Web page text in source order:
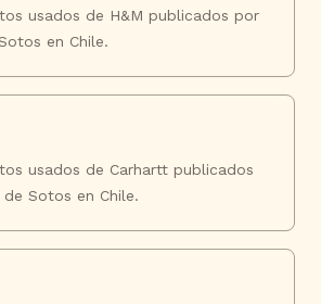
usados de H&M publicados por
en Chile.
usados de Carhartt publicados
Sotos en Chile.